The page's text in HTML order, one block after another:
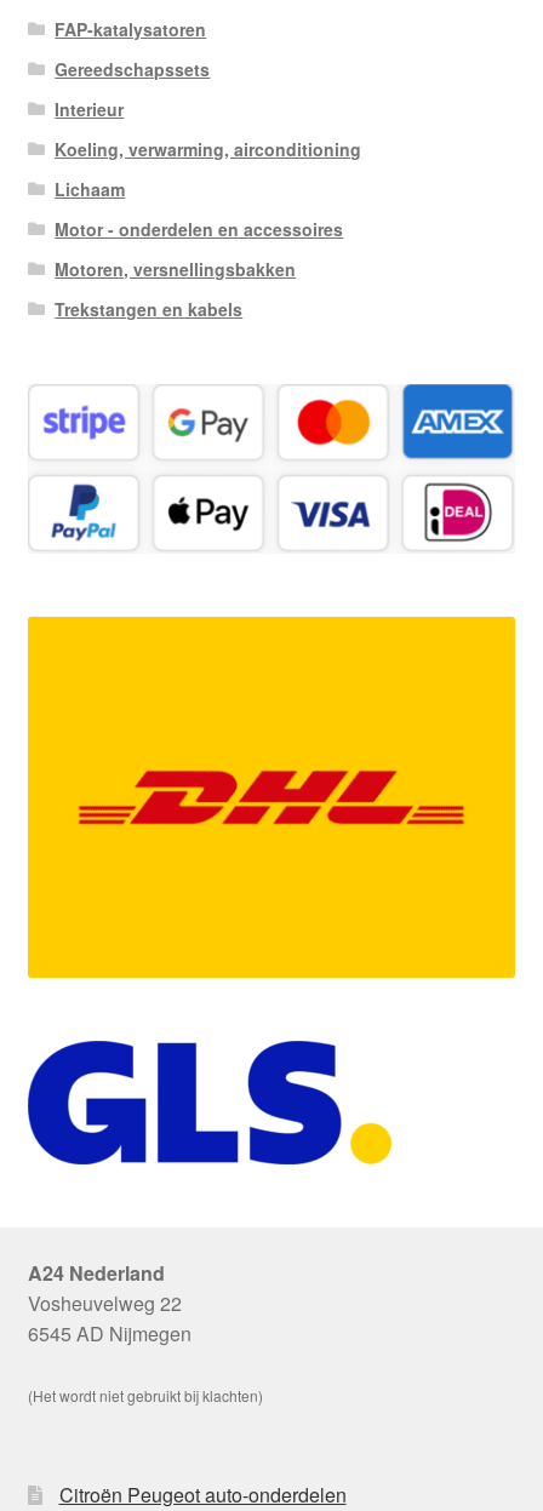
FAP-katalysatoren
Gereedschapssets
Interieur
Koeling, verwarming, airconditioning
Lichaam
Motor - onderdelen en accessoires
Motoren, versnellingsbakken
Trekstangen en kabels
A24 Nederland
Vosheuvelweg 22
6545 AD Nijmegen
(Het wordt niet gebruikt bij klachten)
Citroën Peugeot auto-onderdelen